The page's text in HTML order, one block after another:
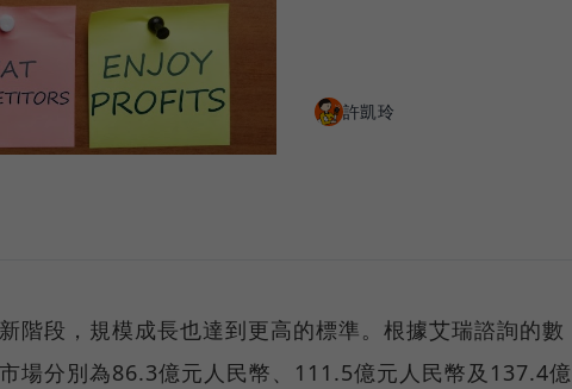
許凱玲
階段，規模成長也達到更高的標準。根據艾瑞諮詢的數
場分別為86.3億元人民幣、111.5億元人民幣及137.4億